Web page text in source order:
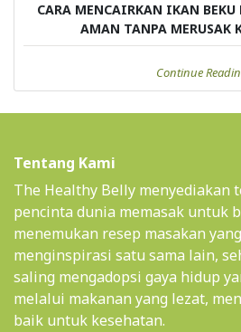
CARA MENCAIRKAN IKAN BEKU
AMAN TANPA MERUSAK
Continue
Tentang Kami
The Healthy Belly menyediakan
pencinta dunia memasak untuk
menemukan resep masakan
menginspirasi satu sama lain,
saling mengadopsi gaya hidup
melalui makanan yang lezat,
baik untuk kesehatan.